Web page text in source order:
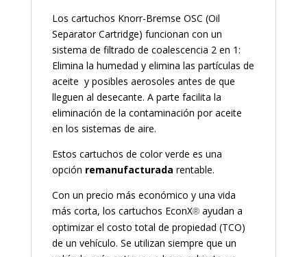
Los cartuchos Knorr-Bremse OSC (Oil
Separator Cartridge) funcionan con un
sistema de filtrado de coalescencia 2 en 1:
Elimina la humedad y elimina las partículas de
aceite y posibles aerosoles antes de que
lleguen al desecante. A parte facilita la
eliminación de la contaminación por aceite
en los sistemas de aire.
Estos cartuchos de color verde es una
opción remanufacturada rentable.
Con un precio más económico y una vida
más corta, los cartuchos EconX®ayudan a
optimizar el costo total de propiedad (TCO)
de un vehículo. Se utilizan siempre que un